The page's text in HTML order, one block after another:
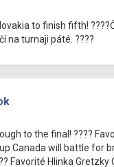
to finish fifth!
na turnaji páté. ????
to the final! ????
Canada will battle for
Favorité Hlinka Gretzky